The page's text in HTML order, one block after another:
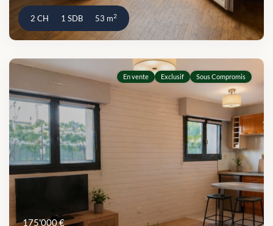
2 CH 1 SDB 53 m2
En vente Exclusif Sous Compromis
175'000 €